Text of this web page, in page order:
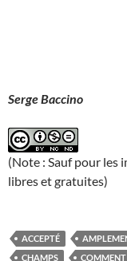
Serge Baccino
(Note : Sauf pour les
libres et gratuites)
ACCEPTÉ
CHAMPS
COMMENT